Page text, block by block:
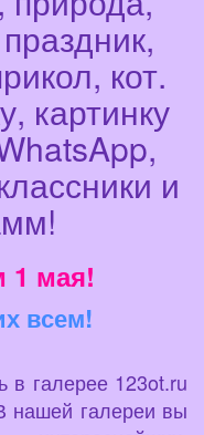
кот.
картинку
и
1 мая!
всем!
в галерее 123ot.ru
нашей галереи вы